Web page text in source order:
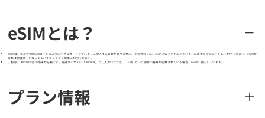
eSIMとは？
eSIMは、従来の物理SIMカードのように小さなカードをデバイスに挿入する必要がありません。その代わりに、eSIMプロファイルをデバイスに直接ダウンロードして利用できます。eSIMが
あれば物理カードなしでモバイルプランを簡単に利用できます。
ご利用にはeSIM対応の端末が必要です。電話ダイヤルに「＊#06#」とご入力いただき、「EID」という項目の番号が記載されている場合、eSIMに対応しています。
プラン情報